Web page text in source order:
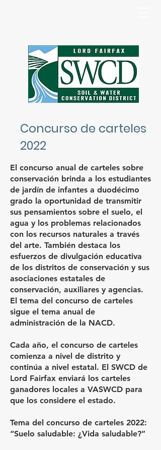
Concurso de carteles
2022
El concurso anual de carteles sobre
conservación brinda a los estudiantes
de jardín de infantes a duodécimo
grado la oportunidad de transmitir
sus pensamientos sobre el suelo, el
agua y los problemas relacionados
con los recursos naturales a través
del arte. También destaca los
esfuerzos de divulgación educativa
de los distritos de conservación y sus
asociaciones estatales de
conservación, auxiliares y agencias.
El tema del concurso de carteles
sigue el tema anual de
administración de la NACD.
Cada año, el concurso de carteles
comienza a nivel de distrito y
continúa a nivel estatal. El SWCD de
Lord Fairfax enviará los carteles
ganadores locales a VASWCD para
que los considere el estado.
Tema del concurso de carteles 2022:
“Suelo saludable: ¿Vida saludable?”